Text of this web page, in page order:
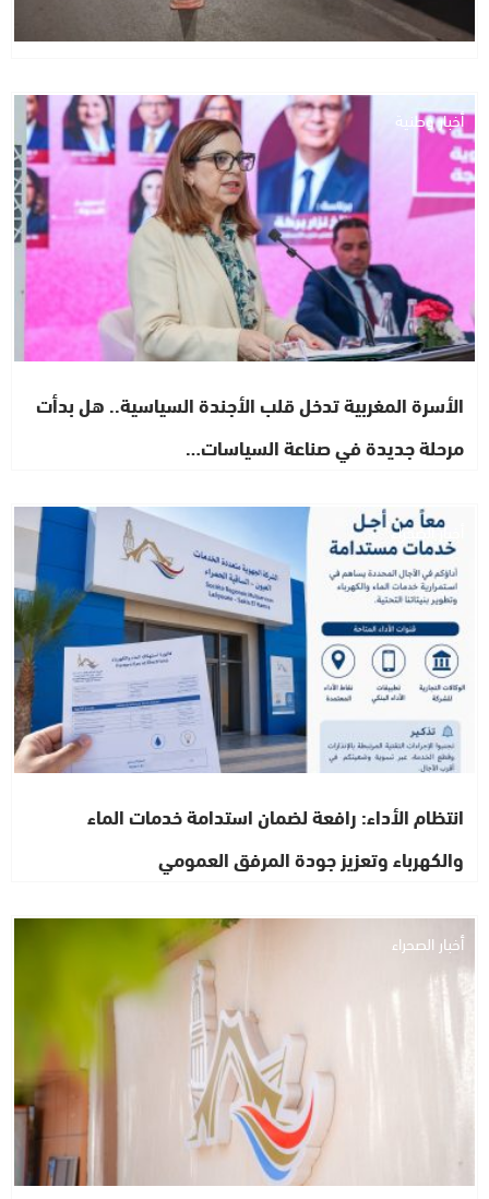
أخبار وطنية
الأسرة المغربية تدخل قلب الأجندة السياسية.. هل بدأت
مرحلة جديدة في صناعة السياسات…
أخبار الصحراء
انتظام الأداء: رافعة لضمان استدامة خدمات الماء
والكهرباء وتعزيز جودة المرفق العمومي
أخبار الصحراء